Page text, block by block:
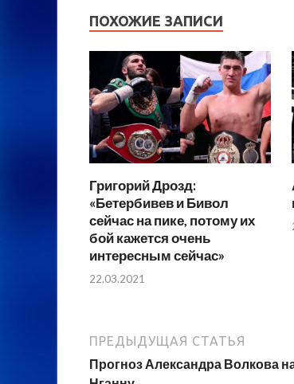
ПОХОЖИЕ ЗАПИСИ
Григорий Дрозд:
«Бетербивев и Бивол
сейчас на пике, потому их
бой кажется очень
интересным сейчас»
22.03.2021
ПРЕДЫДУЩАЯ СТАТЬЯ
Прогноз Александра Волкова